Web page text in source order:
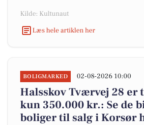
Kilde: Kultunaut
Læs hele artiklen her
BOLIGMARKED 02-08-2026 10:00
Halsskov Tværvej 28 er
kun 350.000 kr.: Se de
boliger til salg i Korsør